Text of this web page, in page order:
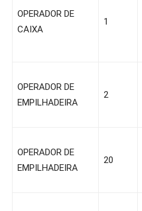
OPERADOR DE
CAIXA
1
OPERADOR DE
EMPILHADEIRA
2
OPERADOR DE
EMPILHADEIRA
20